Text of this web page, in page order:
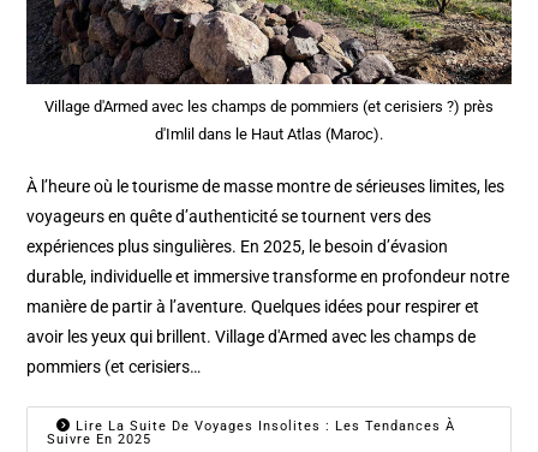
Village d'Armed avec les champs de pommiers (et cerisiers ?) près
d'Imlil dans le Haut Atlas (Maroc).
À l’heure où le tourisme de masse montre de sérieuses limites, les
voyageurs en quête d’authenticité se tournent vers des
expériences plus singulières. En 2025, le besoin d’évasion
durable, individuelle et immersive transforme en profondeur notre
manière de partir à l’aventure. Quelques idées pour respirer et
avoir les yeux qui brillent. Village d'Armed avec les champs de
pommiers (et cerisiers…
Lire La Suite De Voyages Insolites : Les Tendances À
Suivre En 2025